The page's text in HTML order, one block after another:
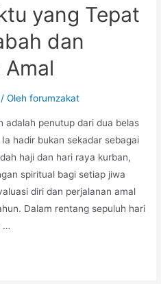
yang Tepat
dan
/ Olehforumzakat
adalah penutup dari dua belas
hadir bukan sekadar sebagai
haji dan hari raya kurban,
spiritual bagi setiap jiwa
diri dan perjalanan amal
Dalam rentang sepuluh hari
…